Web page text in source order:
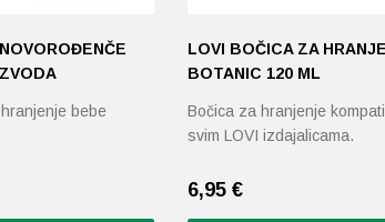
bebe
LOVI BOČICA ZA
BOTANIC 120 ML
Bočica za hranjenje
svim LOVI izdajalicama.
6,95 €